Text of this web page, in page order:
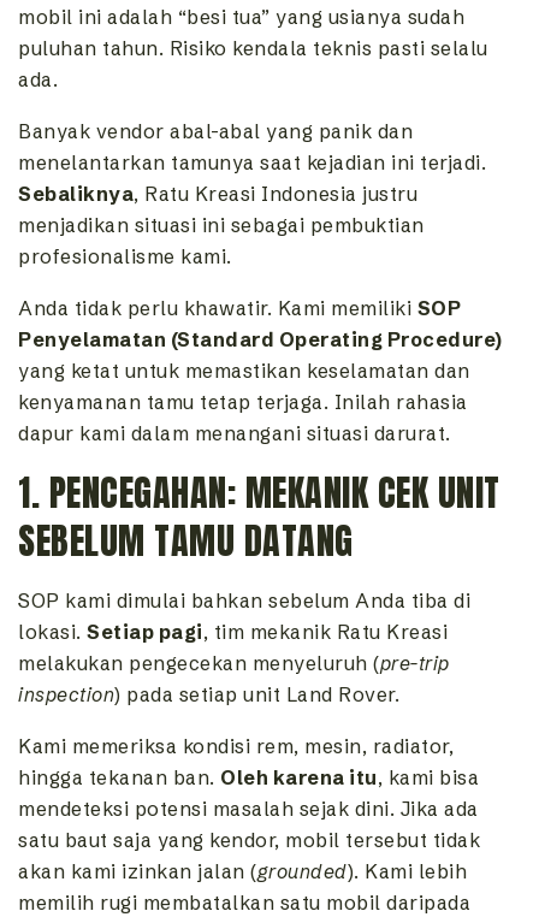
mobil ini adalah “besi tua” yang usianya sudah
puluhan tahun. Risiko kendala teknis pasti selalu
ada.
Banyak vendor abal-abal yang panik dan
menelantarkan tamunya saat kejadian ini terjadi.
Sebaliknya, Ratu Kreasi Indonesia justru
menjadikan situasi ini sebagai pembuktian
profesionalisme kami.
Anda tidak perlu khawatir. Kami memiliki SOP
Penyelamatan (Standard Operating Procedure)
yang ketat untuk memastikan keselamatan dan
kenyamanan tamu tetap terjaga. Inilah rahasia
dapur kami dalam menangani situasi darurat.
1. PENCEGAHAN: MEKANIK CEK UNIT
SEBELUM TAMU DATANG
SOP kami dimulai bahkan sebelum Anda tiba di
lokasi. Setiap pagi, tim mekanik Ratu Kreasi
melakukan pengecekan menyeluruh (pre-trip
inspection) pada setiap unit Land Rover.
Kami memeriksa kondisi rem, mesin, radiator,
hingga tekanan ban. Oleh karena itu, kami bisa
mendeteksi potensi masalah sejak dini. Jika ada
satu baut saja yang kendor, mobil tersebut tidak
akan kami izinkan jalan (grounded). Kami lebih
memilih rugi membatalkan satu mobil daripada